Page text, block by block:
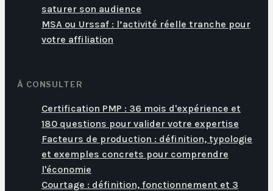
saturer son audience
MSA ou Urssaf : l’activité réelle tranche pour
votre affiliation
À CONSULTER
Certification PMP : 36 mois d'expérience et
180 questions pour valider votre expertise
Facteurs de production : définition, typologie
et exemples concrets pour comprendre
l'économie
Courtage : définition, fonctionnement et 3